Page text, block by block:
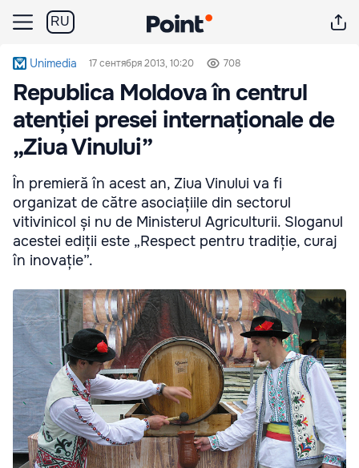
RU
Unimedia 17 сентября 2013, 10:20 708
Republica Moldova în centrul
atenției presei internaționale de
„Ziua Vinului”
În premieră în acest an, Ziua Vinului va fi
organizat de către asociațiile din sectorul
vitivinicol și nu de Ministerul Agriculturii. Sloganul
acestei ediții este „Respect pentru tradiție, curaj
în inovație”.